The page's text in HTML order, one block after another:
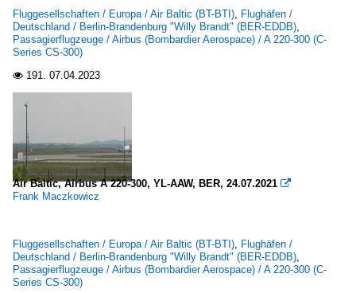
2023
2024
Fluggesellschaften / Europa / Air Baltic (BT-BTI), Flughäfen /
Deutschland / Berlin-Brandenburg "Willy Brandt" (BER-EDDB),
Passagierflugzeuge / Airbus (Bombardier Aerospace) / A 220-300 (C-
Series CS-300)
 191. 07.04.2023
Air Baltic, Airbus A 220-300, YL-AAW, BER, 24.07.2021 
Frank Maczkowicz
Fluggesellschaften / Europa / Air Baltic (BT-BTI), Flughäfen /
Deutschland / Berlin-Brandenburg "Willy Brandt" (BER-EDDB),
Passagierflugzeuge / Airbus (Bombardier Aerospace) / A 220-300 (C-
Series CS-300)